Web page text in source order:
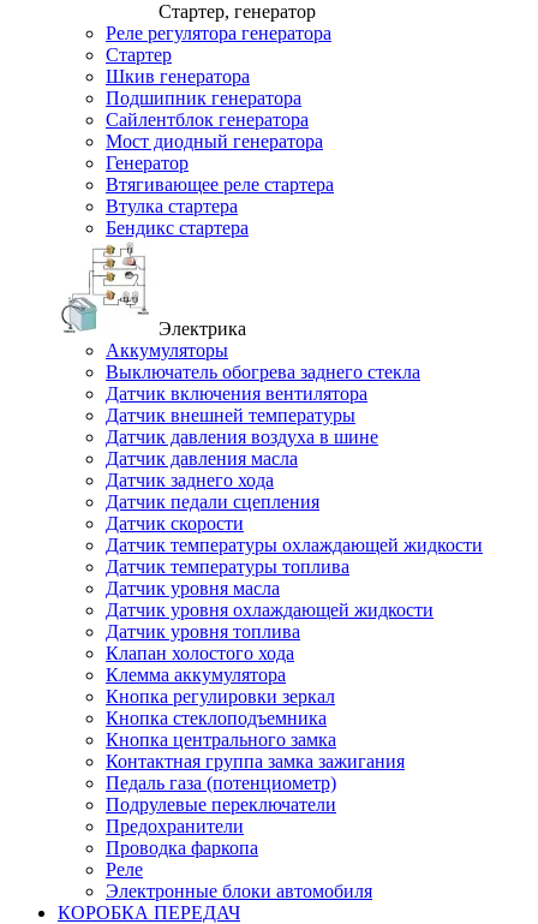
Стартер, генератор
Реле регулятора генератора
Стартер
Шкив генератора
Подшипник генератора
Сайлентблок генератора
Мост диодный генератора
Генератор
Втягивающее реле стартера
Втулка стартера
Бендикс стартера
Электрика
Аккумуляторы
Выключатель обогрева заднего стекла
Датчик включения вентилятора
Датчик внешней температуры
Датчик давления воздуха в шине
Датчик давления масла
Датчик заднего хода
Датчик педали сцепления
Датчик скорости
Датчик температуры охлаждающей жидкости
Датчик температуры топлива
Датчик уровня масла
Датчик уровня охлаждающей жидкости
Датчик уровня топлива
Клапан холостого хода
Клемма аккумулятора
Кнопка регулировки зеркал
Кнопка стеклоподъемника
Кнопка центрального замка
Контактная группа замка зажигания
Педаль газа (потенциометр)
Подрулевые переключатели
Предохранители
Проводка фаркопа
Реле
Электронные блоки автомобиля
КОРОБКА ПЕРЕДАЧ